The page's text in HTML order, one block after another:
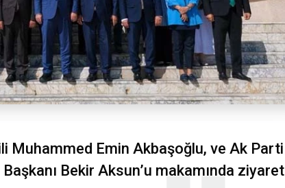
Muhammed Emin Akbaşoğlu, ve Ak Parti
Bekir Aksun’u makamında ziyaret